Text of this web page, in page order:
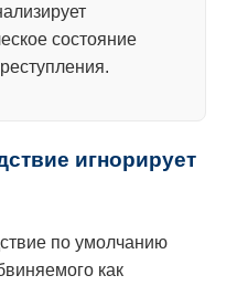
состояние
игнорирует
по умолчанию
как